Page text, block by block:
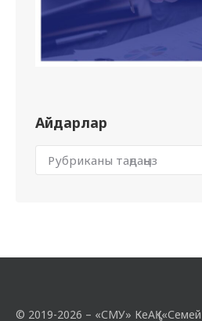
Айдарлар
© 2019-2026 – «СМУ» КеАҚ